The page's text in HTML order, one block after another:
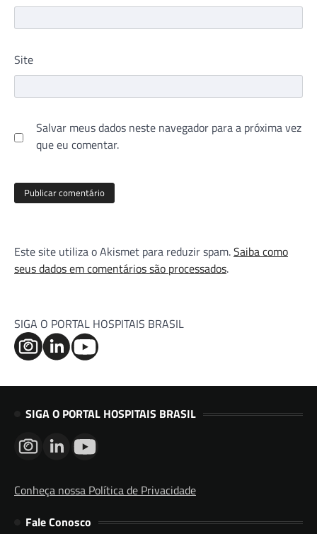
Site
Salvar meus dados neste navegador para a próxima vez
que eu comentar.
Este site utiliza o Akismet para reduzir spam.Saiba como
seus dados em comentários são processados.
SIGA O PORTAL HOSPITAIS BRASIL
SIGA O PORTAL HOSPITAIS BRASIL
Conheça nossa Política de Privacidade
Fale Conosco